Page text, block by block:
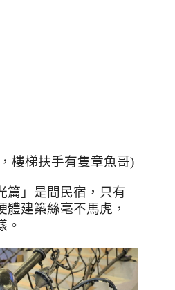
樓梯扶手有隻章魚哥)
篇」是間民宿，只有
體建築絲毫不馬虎，
。